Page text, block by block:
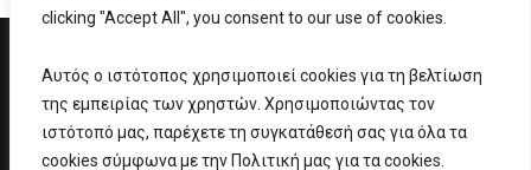
clicking "Accept All", you consent to our use of cookies.
Αυτός ο ιστότοπος χρησιμοποιεί cookies για τη βελτίωση
της εμπειρίας των χρηστών. Χρησιμοποιώντας τον
ιστότοπό μας, παρέχετε τη συγκατάθεσή σας για όλα τα
cookies σύμφωνα με την Πολιτική μας για τα cookies.
ΟΔΗΓΟΣ ΘΗΤΕΙΑΣ ΚΑΨΙΜΙ ΝΕΑ
ΣΤΡΑΤΙΩΤΙΚΟ ΛΕΞΙΚΟ
ΕΠΙΚΟΙΝΩΝΙΑ